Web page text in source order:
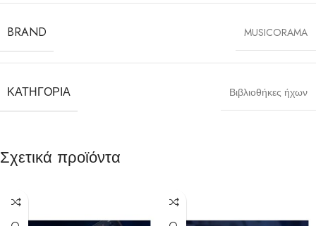
BRAND MUSICORAMA
ΚΑΤΗΓΟΡΊΑ Βιβλιοθήκες ήχων
Σχετικά προϊόντα